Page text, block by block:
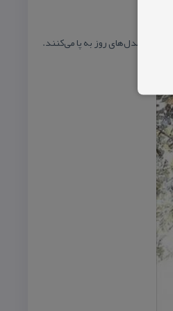
بر مدل‌های روز به پا می‌كنند.